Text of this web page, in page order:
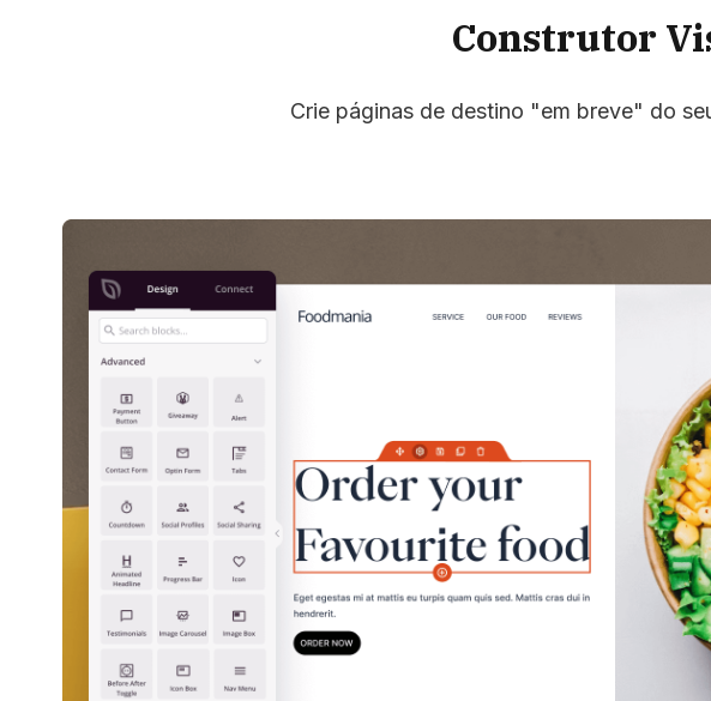
Construtor
Crie páginas de destino "em breve" do